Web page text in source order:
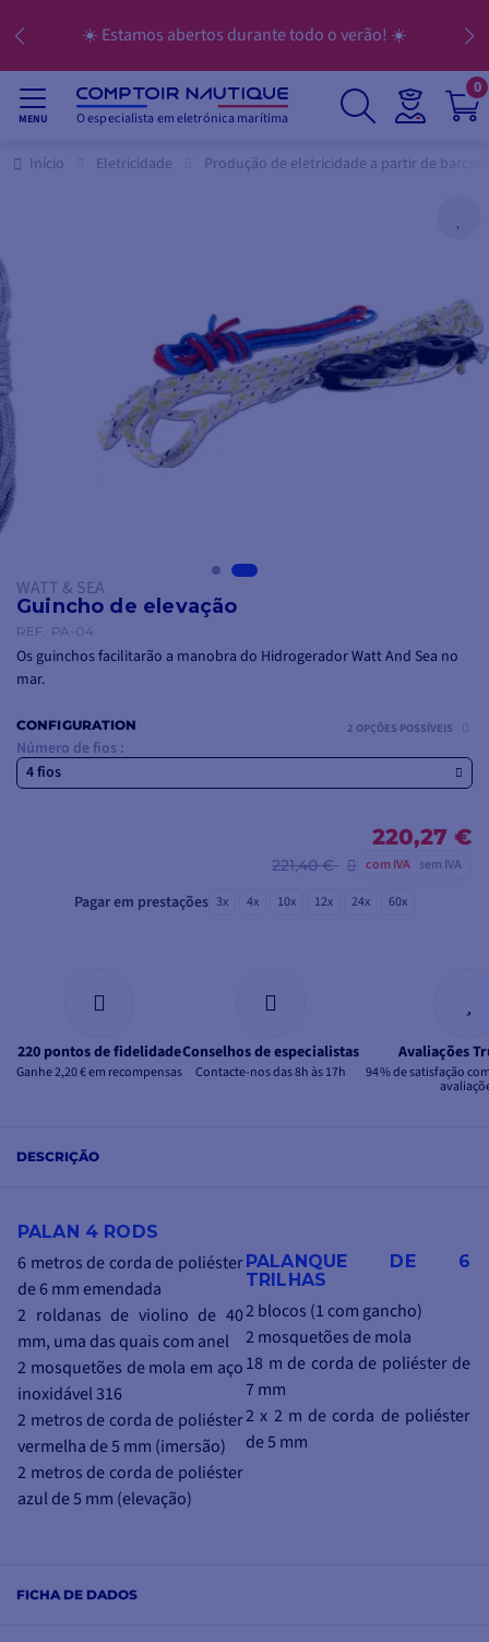
☀️ Estamos abertos durante todo o verão! ☀️
MENU O especialista em eletrónica marítima
0
Início Eletricidade Produção de eletricidade a partir de barcos
WATT & SEA
Guincho de elevação
REF. PA-04
Os guinchos facilitarão a manobra do Hidrogerador Watt And Sea no
mar.
CONFIGURATION
Número de fios :
4 fios
2 OPÇÕES POSSÍVEIS
220,27 €
221,40 € com IVA sem IVA
Pagar em prestações 3x 4x 10x 12x 24x 60x
220 pontos de fidelidade
Ganhe 2,20 € em recompensas
Conselhos de especialistas
Contacte-nos das 8h às 17h
Avaliações
94 % de satisfação
FICHA DE DADOS
DESCRIÇÃO
PALAN 4 RODS
6 metros de corda de poliéster
de 6 mm emendada
2 roldanas de violino de 40
mm, uma das quais com anel
2 mosquetões de mola em aço
inoxidável 316
2 metros de corda de poliéster
vermelha de 5 mm (imersão)
2 metros de corda de poliéster
azul de 5 mm (elevação)
PALANQUE DE 6
TRILHAS
2 blocos (1 com gancho)
2 mosquetões de mola
18 m de corda de poliéster de
7 mm
2 x 2 m de corda de poliéster
de 5 mm